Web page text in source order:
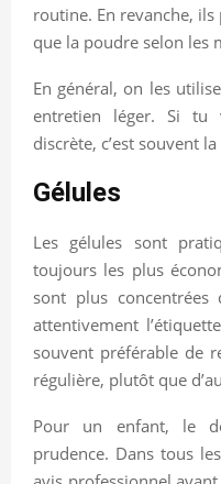
routine. En revanche,
que la poudre selon les
En général, on les
entretien léger. Si tu
discrète, c’est souvent
Gélules
Les gélules sont
toujours les plus
sont plus
attentivement
souvent préférable de
régulière, plutôt que
Pour un enfant, le
prudence. Dans tous